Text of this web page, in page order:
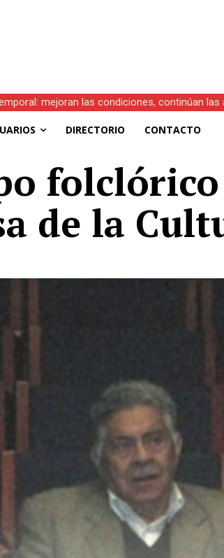
mejoran las condiciones, continúan
DIRECTORIO CONTACTO
de la